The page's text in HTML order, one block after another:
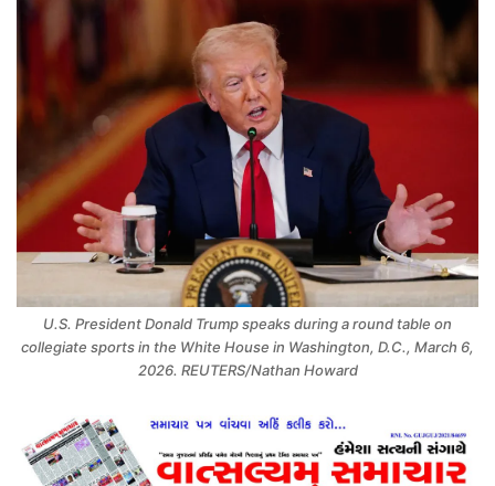
U.S. President Donald Trump speaks during a round table on
collegiate sports in the White House in Washington, D.C., March 6,
2026. REUTERS/Nathan Howard